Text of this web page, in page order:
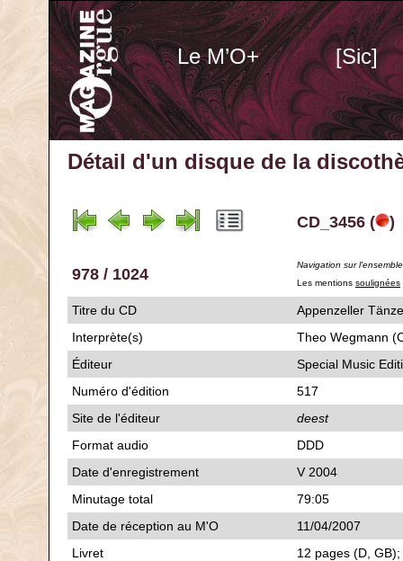
Le M’O+ [Sic]
Détail d'un disque de la
CD_3456 ( )
978 / 1024
Navigation sur
Les mentions soulignées
Titre du CD
Interprète(s)
Theo Wegmann
Éditeur
Special Music
Numéro d'édition
517
Site de l'éditeur
deest
Format audio
DDD
Date d'enregistrement
V 2004
Minutage total
79:05
Date de réception au M'O
11/04/2007
Livret
12 pages (D,